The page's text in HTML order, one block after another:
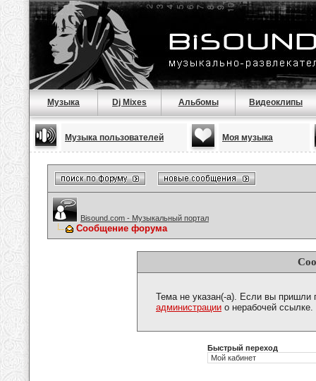
Музыка Dj Mixes Альбомы Видеоклипы
Музыка пользователей Моя музыка
Bisound.com - Музыкальный портал
Сообщение форума
Тема не указан(-а). Если вы пришли
администрации о нерабочей ссылке.
Быстрый переход